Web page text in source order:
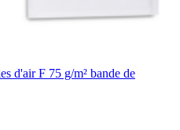
d'air F 75 g/m² bande de